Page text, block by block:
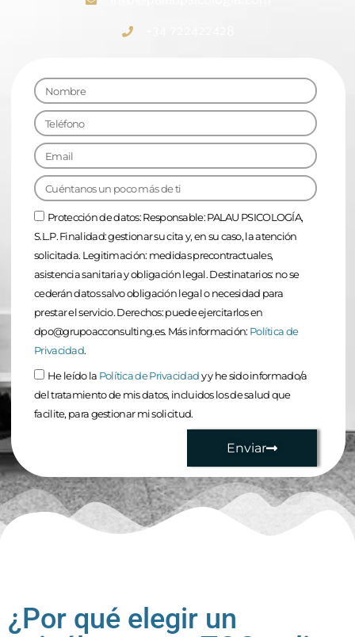
Protección de datos: Responsable: PALAU PSICOLOGÍA,
S.L.P. Finalidad: gestionar su cita y, en su caso, la atención
solicitada. Legitimación: medidas precontractuales,
asistencia sanitaria y obligación legal. Destinatarios: no se
cederán datos salvo obligación legal o necesidad para
prestar el servicio. Derechos: puede ejercitarlos en
dpo@grupoacconsulting.es. Más información: Política de
Privacidad.
He leído la Política de Privacidady y he sido informado/a
del tratamiento de mis datos, incluidos los de salud que
facilite, para gestionar mi solicitud.
Enviar
¿Por qué elegir un